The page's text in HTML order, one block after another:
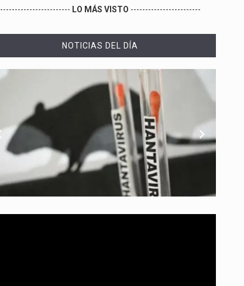
------------------------ LO MÁS VISTO ------------------------
NOTICIAS DEL DÍA